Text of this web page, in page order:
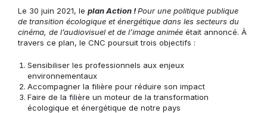
Le 30 juin 2021, le plan Action !Pour une politique publique
de transition écologique et énergétique dans les secteurs du
cinéma, de l’audiovisuel et de l’image animée était annoncé. À
travers ce plan, le CNC poursuit trois objectifs :
Sensibiliser les professionnels aux enjeux
environnementaux
Accompagner la filière pour réduire son impact
Faire de la filière un moteur de la transformation
écologique et énergétique de notre pays